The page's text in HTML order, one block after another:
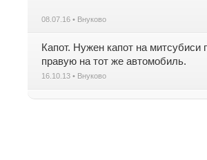
08.07.16 • Внуково
Капот. Нужен капот на
правую на тот же автомобиль.
16.10.13 • Внуково